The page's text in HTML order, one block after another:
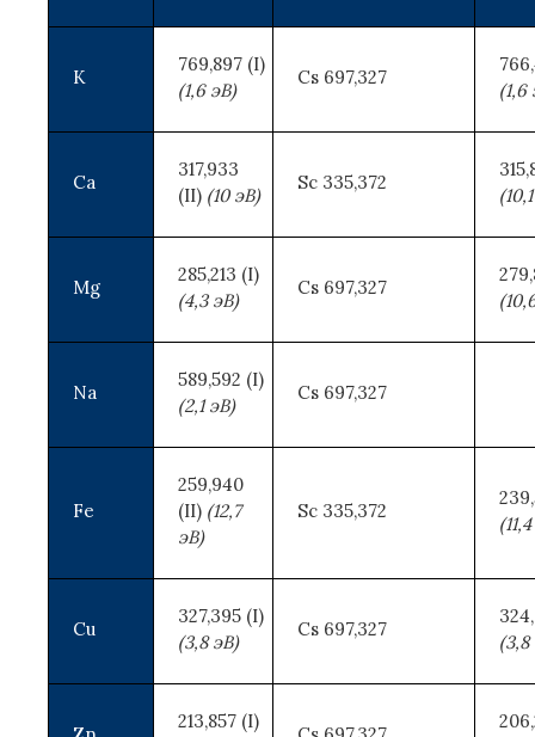
K
769,897 (I)
(1,6 эВ)
Cs 697,327
(1,6
Ca
317,933
(II) (10 эВ)
Sc 335,372
Mg
285,213 (I)
(4,3 эВ)
Cs 697,327
Na
589,592 (I)
(2,1 эВ)
Cs 697,327
Fe
259,940
(II) (12,7
эВ)
Sc 335,372
Cu
327,395 (I)
(3,8 эВ)
Cs 697,327
(3,8
213,857 (I)